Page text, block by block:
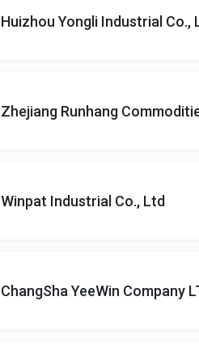
Huizhou Yongli Industrial Co.,
Zhejiang Runhang
Winpat Industrial Co., Ltd
ChangSha YeeWin Company